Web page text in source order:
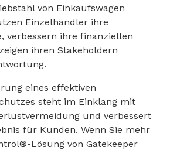
von Einkaufswagen
Einzelhändler ihre
verbessern ihre finanziellen
ihren Stakeholdern
eines effektiven
steht im Einklang mit
und verbessert
für Kunden. Wenn Sie mehr
Lösung von Gatekeeper